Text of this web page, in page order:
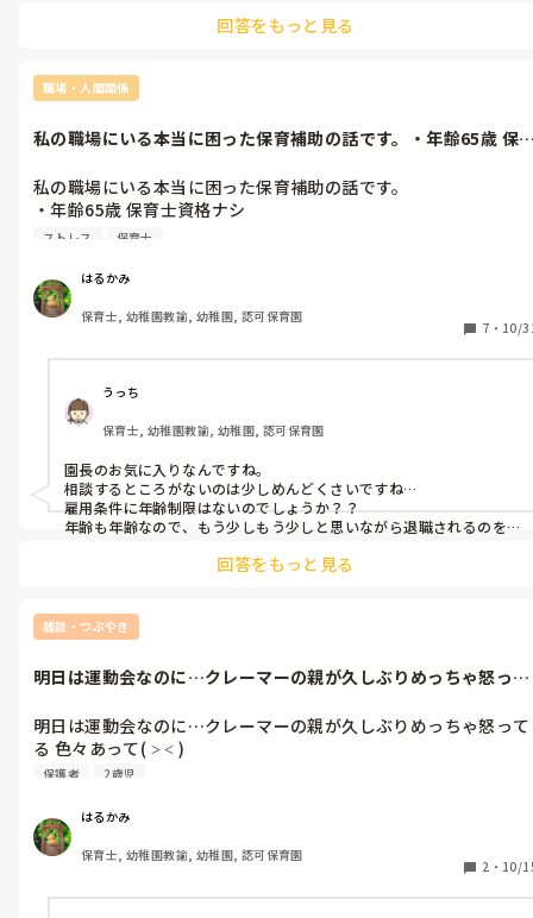
回答をもっと見る
職場・人間関係
私の職場にいる本当に困った保育補助の話です。・年齢65歳 保
私の職場にいる本当に困った保育補助の話です。
・年齢65歳 保育士資格ナシ
・園に7年務めてるとベテラン気分(午前中の4時間だ     け働いて
・自分の子どもと孫3人を見てきたと保育のプロみたいに言う(子
守りと保育は違うのに)
・毎日ただ0歳児を無駄に抱っこする
・甘やかすので子どもが懐くが、それを自分は好かれていると言
・好きな子だけ特に可愛がる(要するにエコヒイキ)
・保育中に保育に関係ない無駄話が多い
い(もう 聞くのうんざり)
・とにかくミスが多い(やんわり注意すると とぼける)
・本当にやってはいけないミスもあり(ヒヤリハット程の)けど、
・出した物は出しっぱなしで、片付けない
・いちいち 保育に口出ししたり求めていないのに参加してきて意
見を言う(なんも実績ないのに)
をする。
って来てしたい事だけしてそれも中途半端で辞めたり、その日そ
の日でする事が変わり振り回されている。結局自分のしたい事だ
けをする)
で後輩にばかり言う。ので後輩にしなくていいと言ってる。)
正直言うと全くの戦力外 それどころ掻き乱すお荷物。
ストレス 保育士
はるかみ
保育士, 幼稚園教諭, 幼稚園, 認可保育園
7 ・ 10/
うっち
保育士, 幼稚園教諭, 幼稚園, 認可保育園
園長のお気に入りなんですね。
相談するところがないのは少しめんどくさいですね…
雇用条件に年齢制限はないのでしょうか？？
年齢も年齢なので、もう少しもう少しと思いながら退職されるのを
回答をもっと見る
雑談・つぶやき
明日は運動会なのに…クレーマーの親が久しぶりめっちゃ怒って
明日は運動会なのに…クレーマーの親が久しぶりめっちゃ怒って
る 色々あって( ˃ ˂ )
こっちが病んでしまう💦
保護者 2歳児
はるかみ
保育士, 幼稚園教諭, 幼稚園, 認可保育園
2 ・ 10/